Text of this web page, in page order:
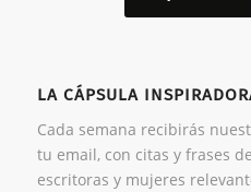
LA CÁPSULA
Cada semana recibirás
tu email, con citas y frases
escritoras y mujeres